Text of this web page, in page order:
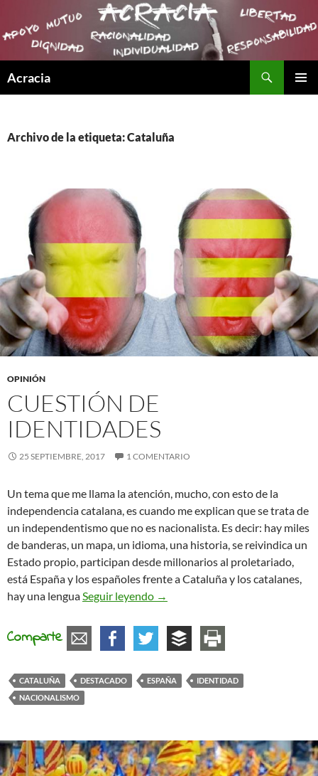
Acracia
Archivo de la etiqueta: Cataluña
OPINIÓN
CUESTIÓN DE
IDENTIDADES
25 SEPTIEMBRE, 2017 1 COMENTARIO
Un tema que me llama la atención, mucho, con esto de la
independencia catalana, es cuando me explican que se trata de
un independentismo que no es nacionalista. Es decir: hay miles
de banderas, un mapa, un idioma, una historia, se reivindica un
Estado propio, participan desde millonarios al proletariado,
está España y los españoles frente a Cataluña y los catalanes,
hay una lenguaSeguir leyendo Cuestión de identidades
→
Comparte
CATALUÑA DESTACADO ESPAÑA
IDENTIDAD
NACIONALISMO